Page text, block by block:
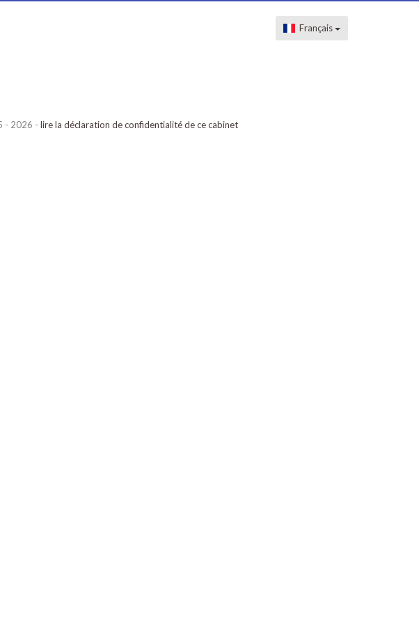
Français
- 2026 - lire la déclaration de confidentialité de ce cabinet